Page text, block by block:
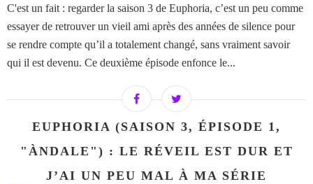
C'est un fait : regarder la saison 3 de Euphoria, c’est un peu comme
essayer de retrouver un vieil ami après des années de silence pour
se rendre compte qu’il a totalement changé, sans vraiment savoir
qui il est devenu. Ce deuxième épisode enfonce le...
EUPHORIA (SAISON 3, ÉPISODE 1,
"ÀNDALE") : LE RÉVEIL EST DUR ET
J’AI UN PEU MAL À MA SÉRIE